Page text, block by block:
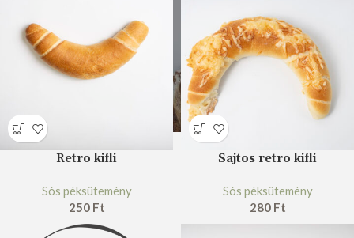
Retro kifli
Sós péksütemény
250 Ft
Sajtos retro kifli
Sós péksütemény
280 Ft